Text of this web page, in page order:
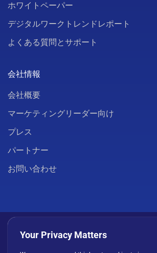
ホワイトペーパー
デジタルワークトレンドレポート
よくある質問とサポート
会社情報
会社概要
マーケティングリーダー向け
プレス
パートナー
お問い合わせ
Your Privacy Matters